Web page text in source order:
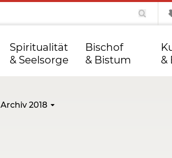
Tag des Herrn
Spiritualität
& Seelsorge
Bischof
& Bistum
&
Archiv 2018